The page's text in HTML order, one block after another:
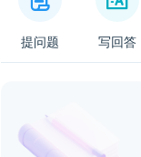
提问题 写回答